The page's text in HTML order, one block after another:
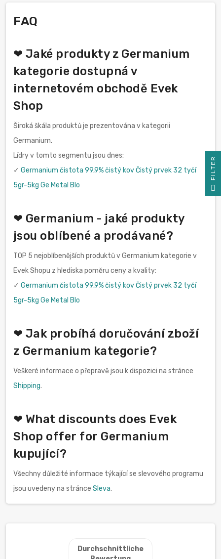
FAQ
❤ Jaké produkty z Germanium
kategorie dostupná v
internetovém obchodě Evek
Shop
Široká škála produktů je prezentována v kategorii
Germanium.
Lídry v tomto segmentu jsou dnes:
✓ Germanium čistota 99,9% čistý kov Čistý prvek 32 tyčí
5gr-5kg Ge Metal Blo
❤ Germanium - jaké produkty
jsou oblíbené a prodávané?
TOP 5 nejoblíbenějších produktů v Germanium kategorie v
Evek Shopu z hlediska poměru ceny a kvality:
✓ Germanium čistota 99,9% čistý kov Čistý prvek 32 tyčí
5gr-5kg Ge Metal Blo
❤ Jak probíhá doručování zboží
z Germanium kategorie?
Veškeré informace o přepravě jsou k dispozici na stránce
Shipping.
❤ What discounts does Evek
Shop offer for Germanium
kupující?
Všechny důležité informace týkající se slevového programu
jsou uvedeny na stránce Sleva.
Durchschnittliche
R